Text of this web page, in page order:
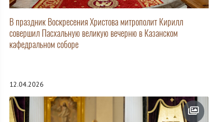
В праздник Воскресения Христова митрополит Кирилл
совершил Пасхальную великую вечерню в Казанском
кафедральном соборе
12.04.2026